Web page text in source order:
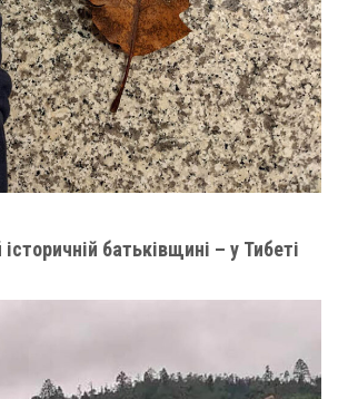
історичній батьківщині – у Тибеті